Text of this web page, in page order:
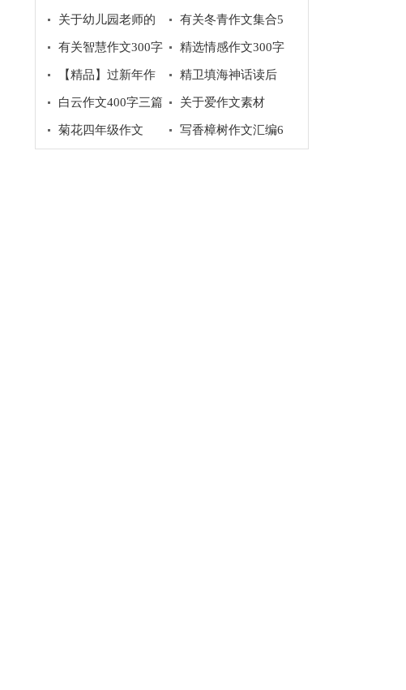
作文集合八篇
15篇
关于幼儿园老师的
辞职报告五篇
有关冬青作文集合5
篇
有关智慧作文300字
4篇
精选情感作文300字
集锦八篇
【精品】过新年作
文300字锦集八篇
精卫填海神话读后
感
白云作文400字三篇 关于爱作文素材
菊花四年级作文
写香樟树作文汇编6